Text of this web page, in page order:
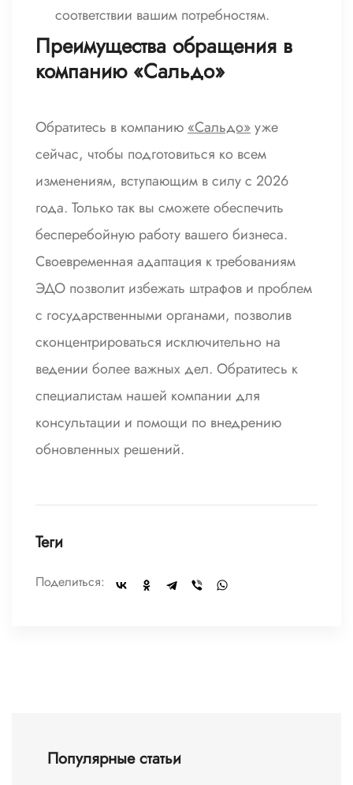
соответствии вашим потребностям.
Преимущества обращения в
компанию «Сальдо»
Обратитесь в компанию «Сальдо»уже
сейчас, чтобы подготовиться ко всем
изменениям, вступающим в силу с 2026
года. Только так вы сможете обеспечить
бесперебойную работу вашего бизнеса.
Своевременная адаптация к требованиям
ЭДО позволит избежать штрафов и проблем
с государственными органами, позволив
сконцентрироваться исключительно на
ведении более важных дел. Обратитесь к
специалистам нашей компании для
консультации и помощи по внедрению
обновленных решений.
Теги
Поделиться:
Популярные статьи